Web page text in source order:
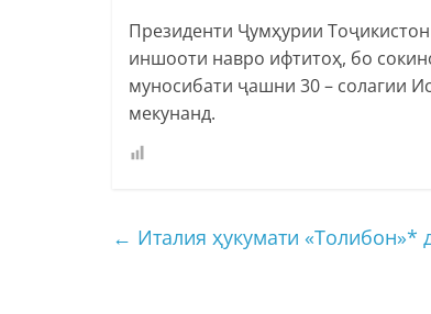
Президенти Ҷумҳурии
иншооти навро ифтитоҳ, бо
муносибати ҷашни 30 – солагии
мекунанд.
← Италия ҳукумати